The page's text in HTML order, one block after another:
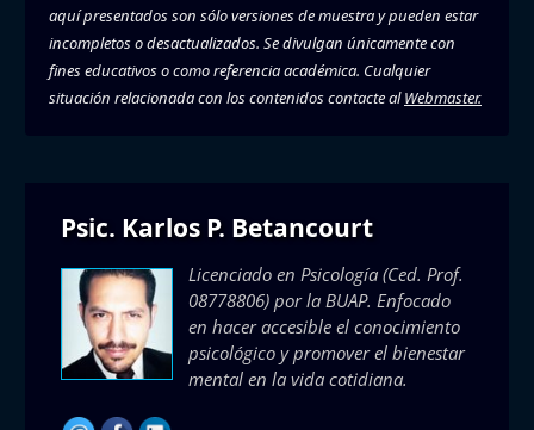
aquí presentados son sólo versiones de muestra y pueden estar
incompletos o desactualizados. Se divulgan únicamente con
fines educativos o como referencia académica. Cualquier
situación relacionada con los contenidos contacte alWebmaster.
Psic. Karlos P. Betancourt
Licenciado en Psicología (Ced. Prof.
08778806) por la BUAP. Enfocado
en hacer accesible el conocimiento
psicológico y promover el bienestar
mental en la vida cotidiana.